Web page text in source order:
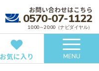
お問い合わせはこちら
0570-07-1122
10:00～20:00（ナビダイヤル）
お気に入り MENU